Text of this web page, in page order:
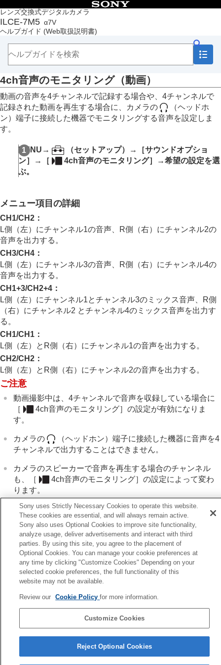
レンズ交換式デジタルカメラ
ILCE-7M5 α7V
ヘルプガイド (Web取扱説明書)
目次
トップページ
ヘルプガイドの使いかた
本体と付属品を確認する
本機の基本操作
準備/基本的な撮影
MENU一覧から機能を探す
撮影機能を活用する
カメラをカスタマイズする
再生する
画像を見る
複数メディアの再生設定
拡大の初期倍率
記録画像を自動的に回転させる（
回転表示 ）
動画を再生する
4ch音声のモニタリング （動画）
スライドショーで再生する（
ー ）
インターバル連続再生
インターバル再生速度
画像間をジャンプ移動する方法を設定する（
送り設定
）
撮影した画像を保護する（
画像に情報を追加する
トリミング
メモリーカード間で画像をコピーする（コピー ）
画像を削除する
スマートフォンでできること
パソコンでできること
資料
故障かな？と思ったら
4ch音声のモニタリング（動画）
動画の音声を4チャンネルで記録する場合や、4チャンネルで
記録された動画を再生する場合に、カメラの
（ヘッドホ
ン）端子に接続した機器でモニタリングする音声を設定しま
す。
MENU → （セットアップ）→
［サウンドオプショ
ン］
→ ［ 4ch音声のモニタリング］
→希望の設定を選
ぶ。
メニュー項目の詳細
CH1/CH2 ：
L側（左）にチャンネル1の音声、R側（右）にチャンネル2の
音声を出力する。
CH3/CH4 ：
L側（左）にチャンネル3の音声、R側（右）にチャンネル4の
音声を出力する。
CH1+3/CH2+4 ：
L側（左）にチャンネル1とチャンネル3のミックス音声、R側
（右）にチャンネル2 とチャンネル4のミックス音声を出力す
る。
CH1/CH1 ：
L側（左）とR側（右）にチャンネル1の音声を出力する。
CH2/CH2 ：
L側（左）とR側（右）にチャンネル2の音声を出力する。
ご注意
動画撮影中は、4チャンネルで音声を収録している場合に
［
4ch音声のモニタリング］の設定が有効になりま
す。
カメラの
（ヘッドホン）端子に接続した機器に音声を4
チャンネルで出力することはできません。
カメラのスピーカーで音声を再生する場合のチャンネル
も、
［ 4ch音声のモニタリング］の設定によって変わ
ります。
関連項目
シューのオーディオ設定
/モニタリング音量
次へ
スライドショーで再生する（スライドショ
言語選択ページへ
Copyright 2026 Sony Corporation
Sony uses Strictly Necessary Cookies to operate this website.
These cookies are essential, and will always remain active.
Sony also uses Optional Cookies to improve site functionality,
analyze usage, deliver advertisements and interact with third
parties. By using this site, you agree to the placement of
Optional Cookies. You can manage your cookie preferences at
any time by clicking "Customize Cookies" Depending on your
selected cookie preferences, the full functionality of this
website may not be available.
Review our Cookie Policyfor more information.
Customize Cookies
Reject Optional Cookies